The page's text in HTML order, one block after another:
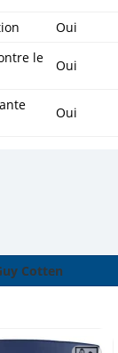
Oui
le
Oui
Oui
Cotten